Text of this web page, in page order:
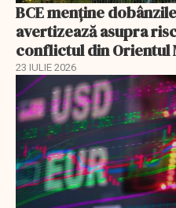
BCE menține
avertizează asupra
conflictul din Orientul
23 IULIE 2026